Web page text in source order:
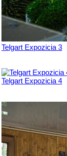
Telgart Expozicia 3
Telgart Expozicia 4